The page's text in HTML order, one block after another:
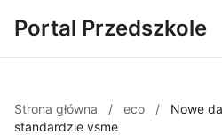
Portal Przedszkole
Strona główna / eco /
Nowe
standardzie vsme